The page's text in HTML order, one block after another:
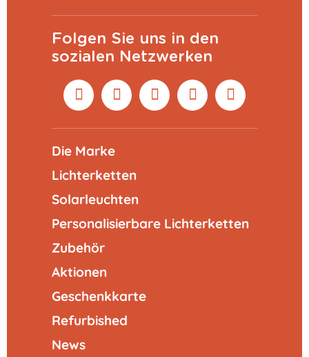
Folgen Sie uns in den
sozialen Netzwerken
Die Marke
Lichterketten
Solarleuchten
Personalisierbare Lichterketten
Zubehör
Aktionen
Geschenkkarte
Refurbished
News